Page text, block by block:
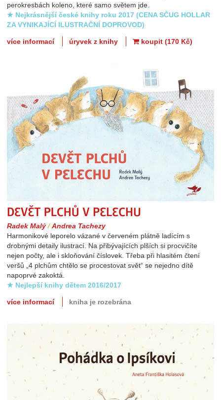
perokresbách koleno, které samo světem jde.
★ Nejkrásnější české knihy roku 2017 (CENA SČUG HOLLAR
ZA VYNIKAJÍCÍ ILUSTRAČNÍ DOPROVOD)
více informací úryvek z knihy koupit (170 Kč)
Radek Malý/Andrea Tachezy
Harmonikové leporelo vázané v červeném plátně ladícím s
drobnými detaily ilustrací. Na přibývajících plších si procvičíte
nejen počty, ale i skloňování číslovek. Třeba při hlasitém čtení
veršů „4 plchům chtělo se procestovat svět“ se nejedno dítě
napoprvé zakoktá.
★ Nejlepší knihy dětem 2016/2017
více informací kniha je rozebrána